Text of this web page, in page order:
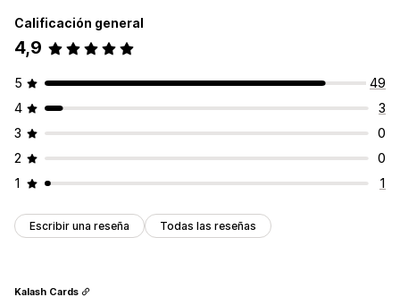
Calificación general
4,9
5
49
4
3
3
0
2
0
1
1
Escribir una reseña Todas las reseñas
Kalash Cards